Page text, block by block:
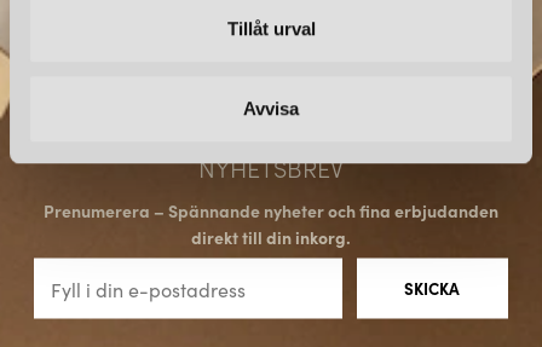
Tillåt urval
Avvisa
NYHETSBREV
Prenumerera – Spännande nyheter och fina erbjudanden
direkt till din inkorg.